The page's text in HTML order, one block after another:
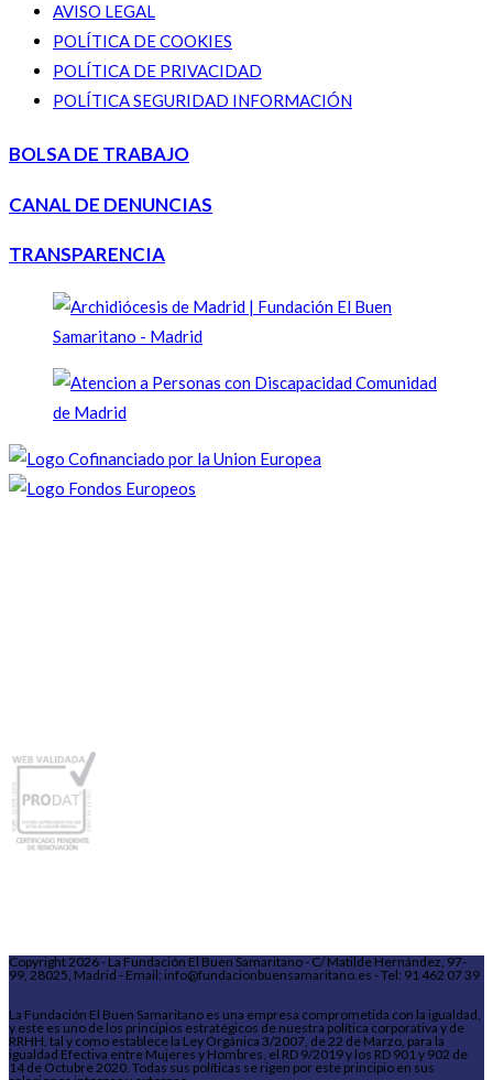
AVISO LEGAL
POLÍTICA DE COOKIES
POLÍTICA DE PRIVACIDAD
POLÍTICA SEGURIDAD INFORMACIÓN
BOLSA DE TRABAJO
CANAL DE DENUNCIAS
TRANSPARENCIA
Copyright 2026 - La Fundación El Buen Samaritano - C/ Matilde Hernández, 97-
99, 28025, Madrid - Email: info@fundacionbuensamaritano.es - Tel: 91 462 07 39
La Fundación El Buen Samaritano es una empresa comprometida con la igualdad,
y este es uno de los principios estratégicos de nuestra política corporativa y de
RRHH, tal y como establece la Ley Orgánica 3/2007, de 22 de Marzo, para la
igualdad Efectiva entre Mujeres y Hombres, el RD 9/2019 y los RD 901 y 902 de
14 de Octubre 2020. Todas sus políticas se rigen por este principio en sus